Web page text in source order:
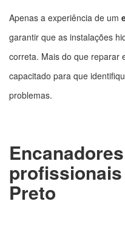
Apenas a experiência de um
garantir que as instalações
correta. Mais do que reparar
capacitado para que
problemas.
Preto